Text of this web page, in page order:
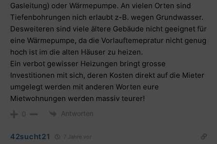
Gasleitung) oder Wärmepumpe. An vielen Orten sind
Tiefenbohrungen nich erlaubt z-B. wegen Grundwasser.
Desweiteren sind viele ältere Gebäude nicht geeignet für
eine Wärmepumpe, da die Vorlauftemepratur nicht genug
hoch ist im die alten Häuser zu heizen.
Ein verbot gewisser Heizungen bringt grosse
Investitionen mit sich, deren Kosten direkt auf die Mieter
umgelegt werden mit anderen Worten eure
Mietwohnungen werden massiv teurer!
0 Antworten
42sucht21 7 Jahre vor